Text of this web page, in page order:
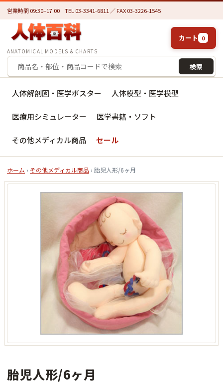
営業時間 09:30–17:00 TEL 03-3341-6811 ／ FAX 03-3226-1545
ANATOMICAL MODELS & CHARTS
検索
カート 0
人体解剖図・医学ポスター 人体模型・医学模型
医療用シミュレーター 医学書籍・ソフト
その他メディカル商品 セール
ホーム › その他メディカル商品 › 胎児人形/6ヶ月
胎児人形/6ヶ月